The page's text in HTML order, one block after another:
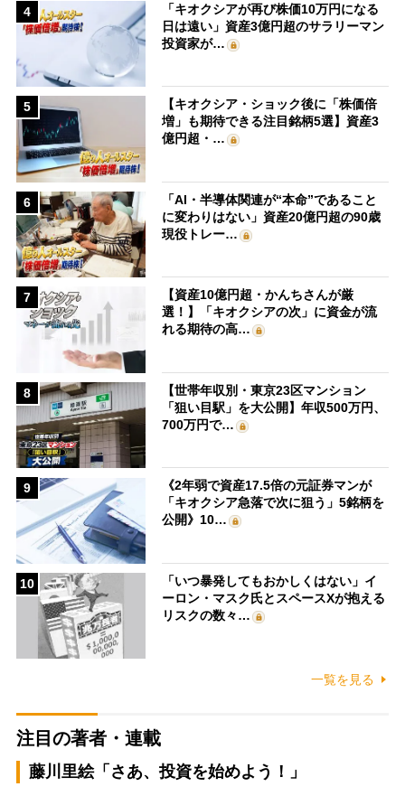
4
「キオクシアが再び株価10万円になる
日は遠い」資産3億円超のサラリーマン
投資家が…
5
【キオクシア・ショック後に「株価倍
増」も期待できる注目銘柄5選】資産3
億円超・…
6
「AI・半導体関連が“本命”であること
に変わりはない」資産20億円超の90歳
現役トレー…
7
【資産10億円超・かんちさんが厳
選！】「キオクシアの次」に資金が流
れる期待の高…
8
【世帯年収別・東京23区マンション
「狙い目駅」を大公開】年収500万円、
700万円で…
9
《2年弱で資産17.5倍の元証券マンが
「キオクシア急落で次に狙う」5銘柄を
公開》10…
10
「いつ暴発してもおかしくはない」イ
ーロン・マスク氏とスペースXが抱える
リスクの数々…
一覧を見る
注目の著者・連載
藤川里絵「さあ、投資を始めよう！」